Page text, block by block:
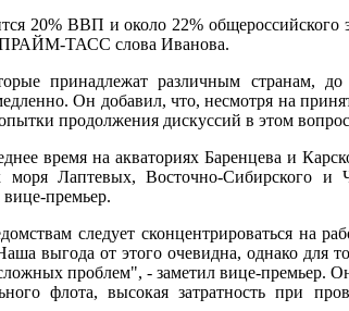
20% ВВП и около 22% общероссийского
ПРАЙМ-ТАСС слова Иванова.
принадлежат различным странам, до
Он добавил, что, несмотря на
продолжения дискуссий в этом
время на акваториях Баренцева и
Лаптевых, Восточно-Сибирского и
премьер.
следует сконцентрироваться на
выгода от этого очевидна, однако для
проблем", - заметил вице-премьер.
флота, высокая затратность при